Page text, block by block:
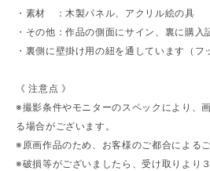
・素材 ：木製パネル、アクリル絵の具
・その他：作品の側面にサイン、裏に購入
・裏側に壁掛け用の紐を通しています（フ
《 注意点 》
※撮影条件やモニターのスペックにより、
る場合がございます。
※原画作品のため、お客様のご都合による
※破損等がございましたら、受け取りより